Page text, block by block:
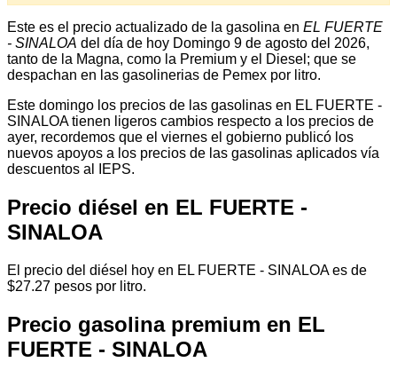
Este es el precio actualizado de la gasolina en EL FUERTE
- SINALOA del día de hoy Domingo 9 de agosto del 2026,
tanto de la Magna, como la Premium y el Diesel; que se
despachan en las gasolinerias de Pemex por litro.
Este domingo los precios de las gasolinas en EL FUERTE -
SINALOA tienen ligeros cambios respecto a los precios de
ayer, recordemos que el viernes el gobierno publicó los
nuevos apoyos a los precios de las gasolinas aplicados vía
descuentos al IEPS.
Precio diésel en EL FUERTE -
SINALOA
El precio del diésel hoy en EL FUERTE - SINALOA es de
$27.27 pesos por litro.
Precio gasolina premium en EL
FUERTE - SINALOA